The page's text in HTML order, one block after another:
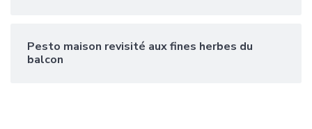
Pesto maison revisité aux fines herbes du
balcon